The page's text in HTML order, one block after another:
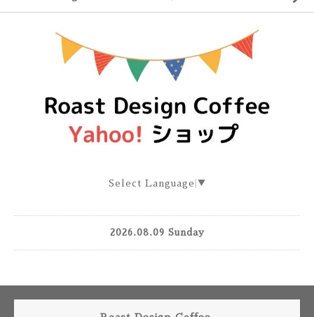
Select Language ▼
2026.08.09 Sunday